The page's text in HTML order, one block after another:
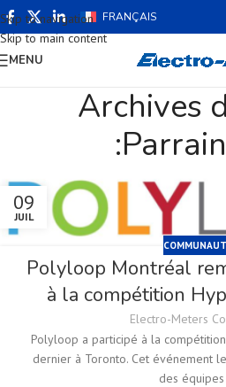
Skip to navigation
Skip to main content
FRANÇAIS
MENU
Archives
09
JUIL
Polyloop Montréal
à la compétition
Electro-Meters
Polyloop a participé à la
dernier à Toronto. Cet événement
des